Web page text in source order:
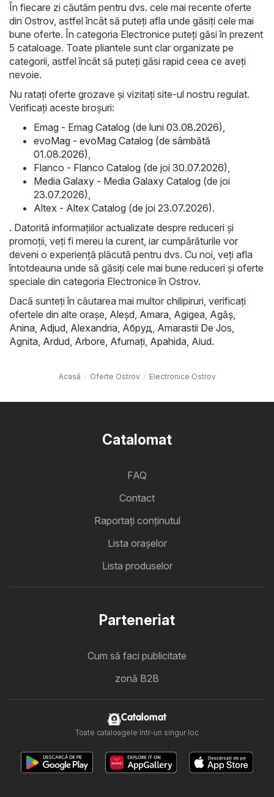
În fiecare zi căutăm pentru dvs. cele mai recente oferte
din Ostrov, astfel încât să puteți afla unde găsiți cele mai
bune oferte. În categoria Electronice puteți găsi în prezent
5 cataloage. Toate pliantele sunt clar organizate pe
categorii, astfel încât să puteți găsi rapid ceea ce aveți
nevoie.
Nu ratați oferte grozave și vizitați site-ul nostru regulat.
Verificați aceste broșuri:
Emag - Emag Catalog (de luni 03.08.2026)
evoMag - evoMag Catalog (de sâmbătă
01.08.2026)
Flanco - Flanco Catalog (de joi 30.07.2026)
Media Galaxy - Media Galaxy Catalog (de joi
23.07.2026)
Altex - Altex Catalog (de joi 23.07.2026).
. Datorită informațiilor actualizate despre reduceri și
promoții, veți fi mereu la curent, iar cumpărăturile vor
deveni o experiență plăcută pentru dvs. Cu noi, veți afla
întotdeauna unde să găsiți cele mai bune reduceri și oferte
speciale din categoria Electronice în Ostrov.
Dacă sunteți în căutarea mai multor chilipiruri, verificați
ofertele din alte orașe, Aleşd Amara Agigea Agăş
Anina Adjud Alexandria Абруд Amarastii De Jos
Agnita Ardud Arbore Afumaţi Apahida Aiud.
Acasă Oferte Ostrov Electronice Ostrov
Catalomat
FAQ
Contact
Raportați conținutul
Lista oraşelor
Lista produselor
Parteneriat
Cum să faci publicitate
zonă B2B
Catalomat
Toate cataloagele într-un singur loc